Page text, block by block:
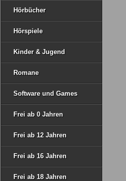
Hörbücher
Hörspiele
Kinder & Jugend
Romane
Software und Games
Frei ab 0 Jahren
Frei ab 12 Jahren
Frei ab 16 Jahren
Frei ab 18 Jahren